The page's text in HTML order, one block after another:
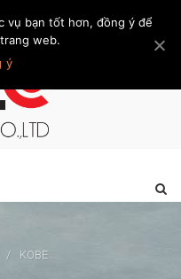
hệ Thành viên
/ KOBE
vụ bạn tốt hơn, đồng ý để
web.
ý